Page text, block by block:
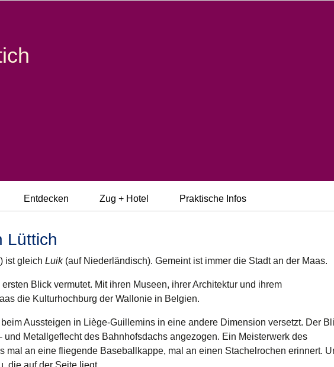
Entdecken Zug + Hotel Praktische Infos
Lüttich
ist gleich Luik(auf Niederländisch). Gemeint ist immer die Stadt an der Maas.
Blick vermutet. Mit ihren Museen, ihrer Architektur und ihrem
die Kulturhochburg der Wallonie in Belgien.
Aussteigen in Liège-Guillemins in eine andere Dimension versetzt. Der
Metallgeflecht des Bahnhofsdachs angezogen. Ein Meisterwerk des
mal an eine fliegende Baseballkappe, mal an einen Stachelrochen erinnert.